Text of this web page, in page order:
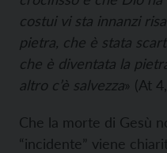
costui vi sta innanzi
pietra, che è stata
che è diventata la
altro c’è salvezza» (At
Che la morte di Gesù
“incidente” viene